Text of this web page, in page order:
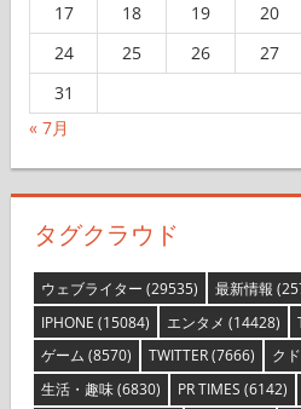
17
18 19 20
24
25 26 27
31
« 7月
タグクラウド
ウェブライター (29535) 最新情報
IPHONE (15084) エンタメ (14428)
ゲーム (8570) TWITTER(7666) ク
生活・趣味(6830) PR TIMES (6142)